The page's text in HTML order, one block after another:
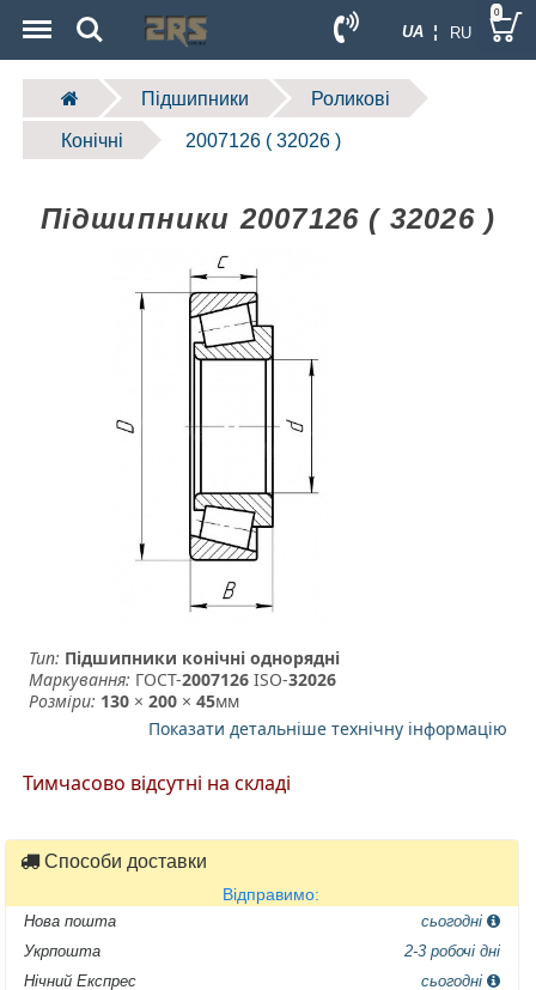
UA ¦ RU
Search 0
Підшипники Роликові
Конічні 2007126 ( 32026 )
Підшипники 2007126 ( 32026 )
Тип: Підшипники конічні однорядні
Маркування: ГОСТ-2007126 ­ ISO-32026
Розміри: 130 ×200 ×45мм
Показати детальніше технічну інформацію
Тимчасово відсутні на складі
Способи доставки
Відправимо:
Нова пошта
сьогодні
Укрпошта
2-3 робочі дні
Нічний Експрес
сьогодні